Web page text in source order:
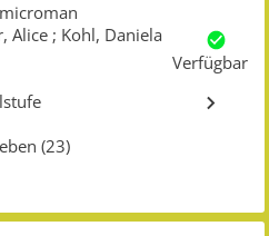
Alice; Kohl, Daniela
(23)
Verfügbar